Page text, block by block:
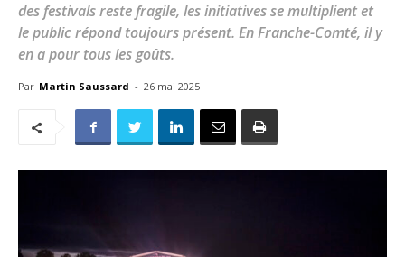
des festivals reste fragile, les initiatives se multiplient et
le public répond toujours présent. En Franche-Comté, il y
en a pour tous les goûts.
Par Martin Saussard - 26 mai 2025